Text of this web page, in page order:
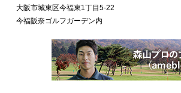
大阪市城東区今福東1丁目5-22
今福阪奈ゴルフガーデン内